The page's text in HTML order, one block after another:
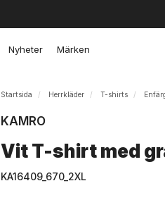
Nyheter Märken
Startsida Herrkläder T-shirts
KAMRO
Vit T-shirt med
KA16409_670_2XL